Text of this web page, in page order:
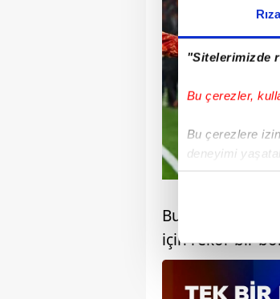
"Sitelerimizde
Bu çerezler,
Bu çerezlere
deneyimi
içerikleri
çerezler
Bu doğrultuda
için rekor bir